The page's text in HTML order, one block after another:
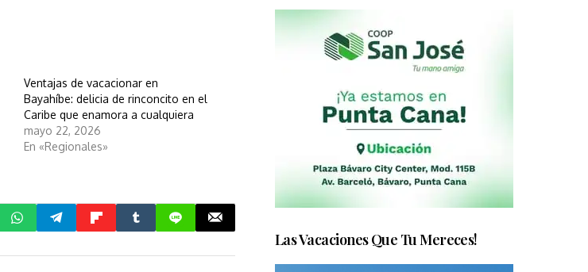
Ventajas de vacacionar en
Bayahíbe: delicia de rinconcito en el
Caribe que enamora a cualquiera
mayo 22, 2026
En «Regionales»
Las Vacaciones Que Tu Mereces!